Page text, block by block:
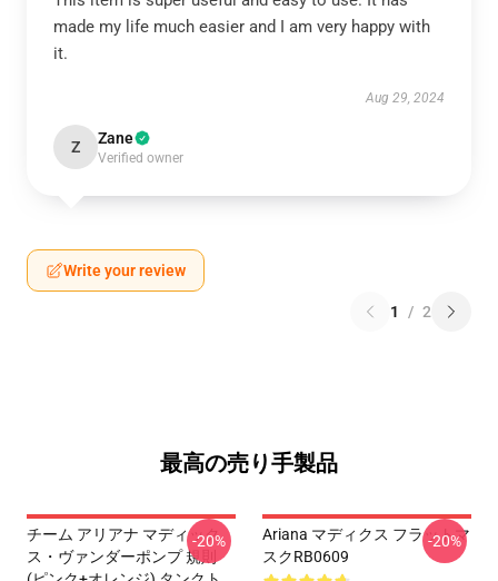
made my life much easier and I am very happy with
it.
Aug 29, 2024
Z Zane
Verified owner
Write your review
1 / 2
最高の売り手製品
チーム アリアナ マディック
ス・ヴァンダーポンプ 規則
-20%
Ariana マディクス フラットマ
スクRB0609
-20%